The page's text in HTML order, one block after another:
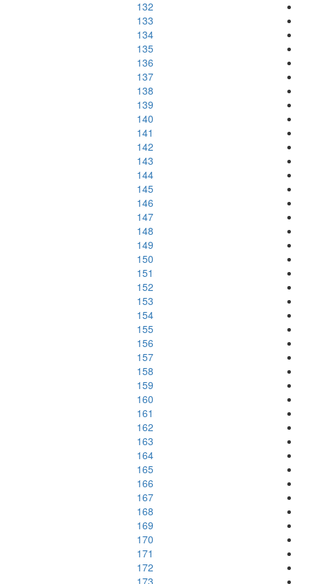
132
133
134
135
136
137
138
139
140
141
142
143
144
145
146
147
148
149
150
151
152
153
154
155
156
157
158
159
160
161
162
163
164
165
166
167
168
169
170
171
172